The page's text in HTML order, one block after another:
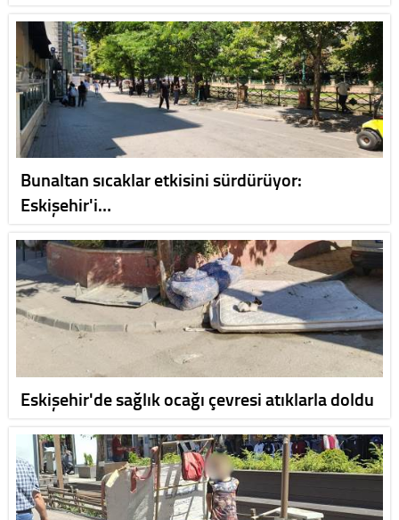
Bunaltan sıcaklar etkisini sürdürüyor:
Eskişehir'i…
Eskişehir'de sağlık ocağı çevresi atıklarla doldu